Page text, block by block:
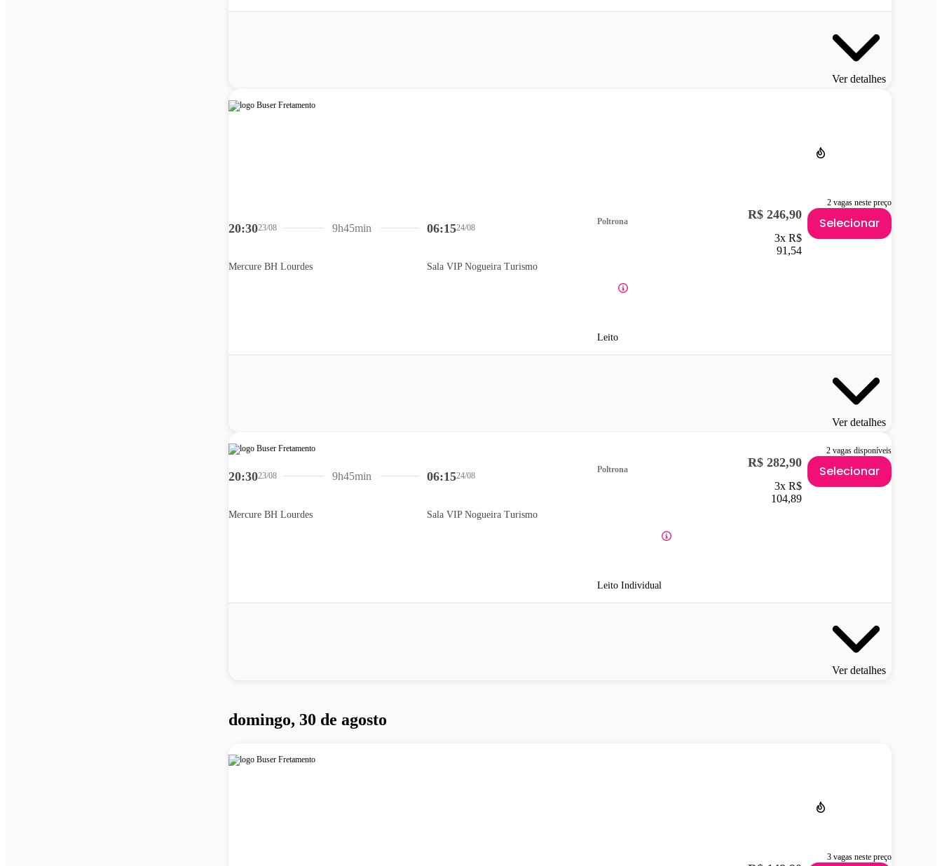
Ver detalhes
2 vagas neste preço
20:3023/08
Mercure BH Lourdes
06:1524/08
Sala VIP Nogueira Turismo
9h45min
Poltrona
Leito
R$ 246,90
3x R$
91,54
Selecionar
Ver detalhes
2 vagas disponíveis
20:3023/08
Mercure BH Lourdes
06:1524/08
Sala VIP Nogueira Turismo
9h45min
Poltrona
Leito Individual
R$ 282,90
3x R$
104,89
Selecionar
Ver detalhes
domingo, 30 de agosto
3 vagas neste preço